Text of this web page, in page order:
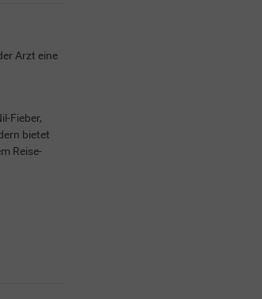
Arzt eine
Fieber,
bietet
Reise-